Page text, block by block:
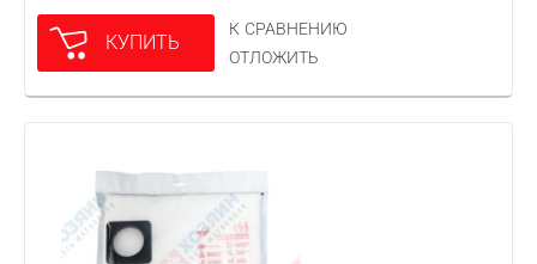
КУПИТЬ
К СРАВНЕНИЮ
ОТЛОЖИТЬ